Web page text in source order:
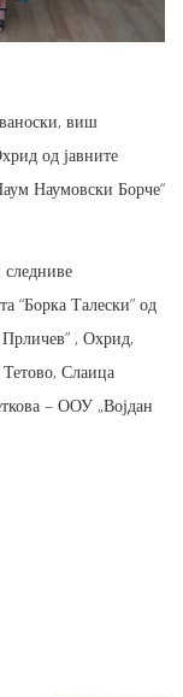
виш
од јавните
Наумовски Борче“
следниве
“Борка Талески” од
, Охрид,
Слаица
– ООУ „Војдан